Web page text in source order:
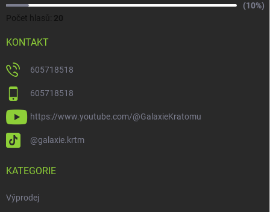
(10%)
Počet hlasů: 20
KONTAKT
605718518
605718518
https://www.youtube.com/@GalaxieKratomu
@galaxie.krtm
KATEGORIE
Výprodej